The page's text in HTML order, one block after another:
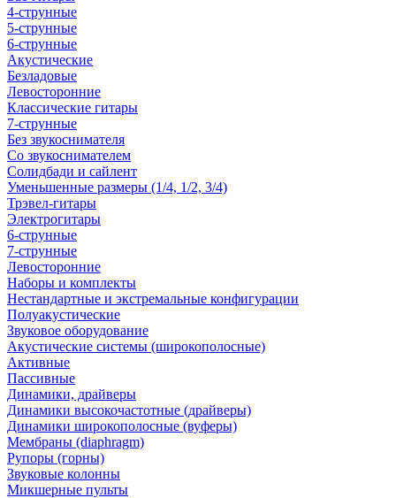
4-струнные
5-струнные
6-струнные
Акустические
Безладовые
Левосторонние
Классические гитары
7-струнные
Без звукоснимателя
Со звукоснимателем
Солидбади и сайлент
Уменьшенные размеры (1/4, 1/2, 3/4)
Трэвел-гитары
Электрогитары
6-струнные
7-струнные
Левосторонние
Наборы и комплекты
Нестандартные и экстремальные конфигурации
Полуакустические
Звуковое оборудование
Акустические системы (широкополосные)
Активные
Пассивные
Динамики, драйверы
Динамики высокочастотные (драйверы)
Динамики широкополосные (вуферы)
Мембраны (diaphragm)
Рупоры (горны)
Звуковые колонны
Микшерные пульты